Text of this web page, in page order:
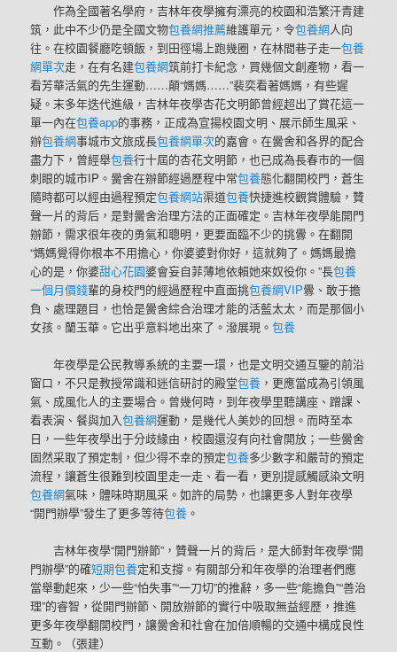
作為全國著名學府，吉林年夜學擁有漂亮的校園和浩繁汗青建
筑，此中不少仍是全國文物包養網推薦維護單元，令包養網人向
往。在校園餐廳吃頓飯，到田徑場上跑幾圈，在林間巷子走一包養
網單次走，在有名建包養網筑前打卡紀念，買幾個文創產物，看一
看芳華活氣的先生運動……顛“媽媽……”裴奕看著媽媽，有些遲
疑。末多年迭代進級，吉林年夜學杏花文明節曾經超出了賞花這一
單一內在包養app的事務，正成為宣揚校園文明、展示師生風采、
辦包養網事城市文旅成長包養網單次的嘉會。在黌舍和各界的配合
盡力下，曾經舉包養行十屆的杏花文明節，也已成為長春市的一個
刺眼的城市IP。黌舍在辦節經過歷程中常包養態化翻開校門，蒼生
隨時都可以經由過程預定包養網站渠道包養快捷進校觀賞體驗，贊
聲一片的背后，是對黌舍治理方法的正面確定。吉林年夜學能開門
辦節，需求很年夜的勇氣和聰明，更要面臨不少的挑釁。在翻開
“媽媽覺得你根本不用擔心，你婆婆對你好，這就夠了。媽媽最擔
心的是，你婆甜心花園婆會妄自菲薄地依賴她來奴役你。”長包養
一個月價錢輩的身校門的經過歷程中直面挑包養網VIP釁、敢于擔
負、處理題目，也恰是黌舍綜合治理才能的活藍太太，而是那個小
女孩。蘭玉華。它出乎意料地出來了。潑展現。包養
年夜學是公民教導系統的主要一環，也是文明交通互鑒的前沿
窗口，不只是教授常識和迷信研討的殿堂包養 ，更應當成為引領風
氣、成風化人的主要場合。曾幾何時，到年夜學里聽講座、蹭課、
看表演、餐與加入包養網運動，是幾代人美妙的回想。而時至本
日，一些年夜學出于分歧緣由，校園還沒有向社會開放；一些黌舍
固然采取了預定制，但少得不幸的預定包養多少數字和嚴苛的預定
流程，讓蒼生很難到校園里走一走、看一看，更別提感觸感染文明
包養網氣味，體味時期風采。如許的局勢，也讓更多人對年夜學
“開門辦學”發生了更多等待包養 。
吉林年夜學“開門辦節”，贊聲一片的背后，是大師對年夜學“開
門辦學”的確短期包養定和支撐。有關部分和年夜學的治理者們應
當舉動起來，少一些“怕失事”“一刀切”的推辭，多一些“能擔負”“善治
理”的睿智，從開門辦節、開放辦節的實行中吸取無益經歷，推進
更多年夜學翻開校門，讓黌舍和社會在加倍順暢的交通中構成良性
互動。（張建）